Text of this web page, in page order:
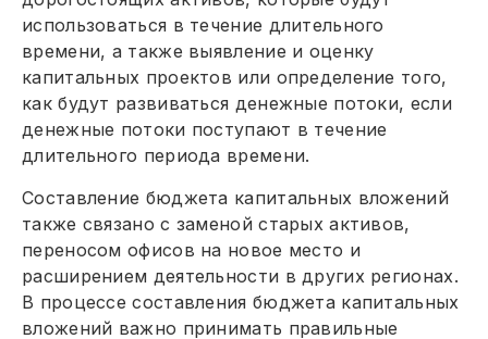
использоваться в течение длительного
времени, а также выявление и оценку
капитальных проектов или определение того,
как будут развиваться денежные потоки, если
денежные потоки поступают в течение
длительного периода времени.
Составление бюджета капитальных вложений
также связано с заменой старых активов,
переносом офисов на новое место и
расширением деятельности в других регионах.
В процессе составления бюджета капитальных
вложений важно принимать правильные